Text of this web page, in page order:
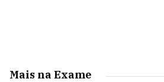
Mais na Exame